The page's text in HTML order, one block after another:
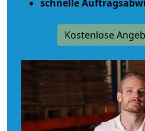
schnelle
Kostenlose